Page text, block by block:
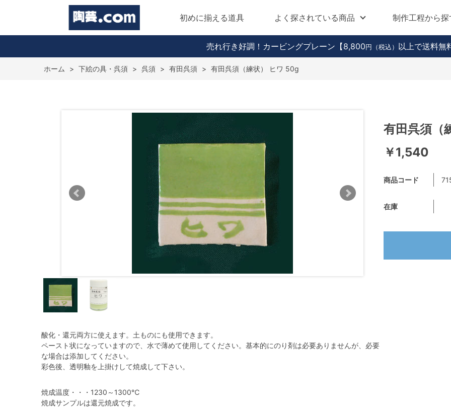
初めに揃える道具 よく探されている商品 制作工程から探
売れ行き好調！カービングプレーン 【8,800 円（税込） 以上で送料無
ホーム > 下絵の具・呉須 > 呉須 > 有田呉須 > 有田呉須（練状） ヒワ 50g
酸化・還元両方に使えます。土ものにも使用できます。
ペースト状になっていますので、水で薄めて使用してください。基本的にのり剤は必要ありませんが、必要
な場合は添加してください。
彩色後、透明釉を上掛けして焼成して下さい。
焼成温度・・・1230～1300℃
焼成サンプルは還元焼成です。
有田呉須（
￥1,540
商品コード
在庫